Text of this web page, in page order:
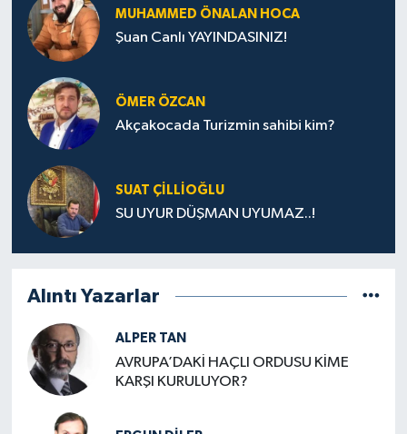
MUHAMMED ÖNALAN HOCA
Şuan Canlı YAYINDASINIZ!
ÖMER ÖZCAN
Akçakocada Turizmin sahibi kim?
SUAT ÇİLLİOĞLU
SU UYUR DÜŞMAN UYUMAZ..!
Alıntı Yazarlar
ALPER TAN
AVRUPA’DAKİ HAÇLI ORDUSU KİME
KARŞI KURULUYOR?